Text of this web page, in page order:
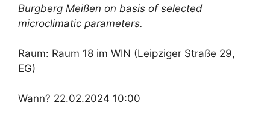
Burgberg Meißen on basis of selected
microclimatic parameters.
Raum: Raum 18 im WIN (Leipziger Straße 29,
EG)
Wann? 22.02.2024 10:00